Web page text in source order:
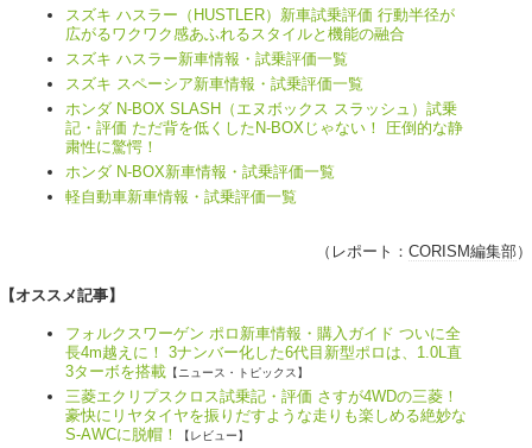
スズキ ハスラー（HUSTLER）新車試乗評価 行動半径が
広がるワクワク感あふれるスタイルと機能の融合
スズキ ハスラー新車情報・試乗評価一覧
スズキ スペーシア新車情報・試乗評価一覧
ホンダ N-BOX SLASH（エヌボックス スラッシュ）試乗
記・評価 ただ背を低くしたN-BOXじゃない！ 圧倒的な静
粛性に驚愕！
ホンダ N-BOX新車情報・試乗評価一覧
軽自動車新車情報・試乗評価一覧
（レポート： CORISM編集部）
【オススメ記事】
フォルクスワーゲン ポロ新車情報・購入ガイド ついに全
長4m越えに！ 3ナンバー化した6代目新型ポロは、1.0L直
3ターボを搭載 【ニュース・トピックス】
三菱エクリプスクロス試乗記・評価 さすが4WDの三菱！
豪快にリヤタイヤを振りだすような走りも楽しめる絶妙な
S-AWCに脱帽！
【レビュー】